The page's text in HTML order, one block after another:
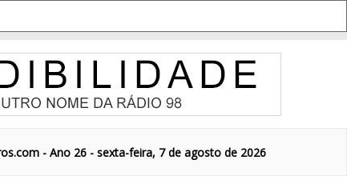
- Ano 26 - sexta-feira, 7 de agosto de 2026